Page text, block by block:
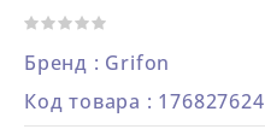
Бренд : Grifon
Код товара :